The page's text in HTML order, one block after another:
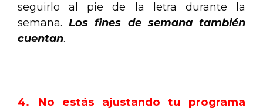
seguirlo al pie de la letra durante la
semana.Los fines de semana también
cuentan.
4. No estás ajustando tu programa